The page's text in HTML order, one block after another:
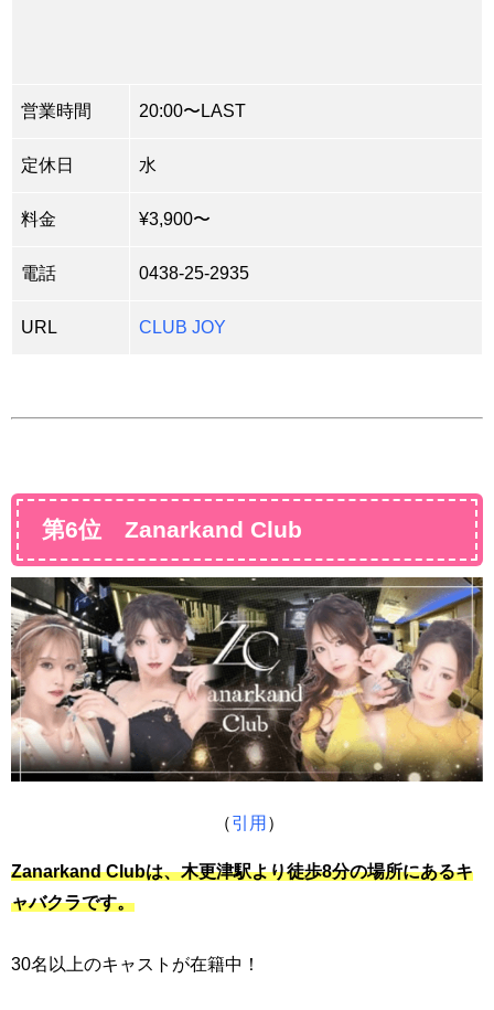
営業時間 20:00〜LAST
定休日 水
料金 ¥3,900〜
電話 0438-25-2935
URL CLUB JOY
第6位 Zanarkand Club
（引用 ）
Zanarkand Clubは、木更津駅より徒歩8分の場所にあるキ
ャバクラです。
30名以上のキャストが在籍中！